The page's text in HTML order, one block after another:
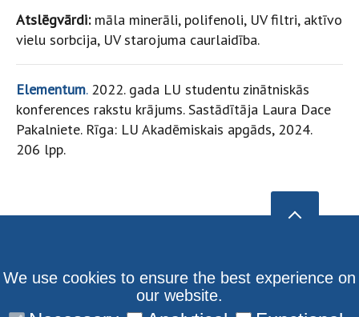
Atslēgvārdi:māla minerāli, polifenoli, UV filtri, aktīvo
vielu sorbcija, UV starojuma caurlaidība.
Elementum.2022. gada LU studentu zinātniskās
konferences rakstu krājums. Sastādītāja Laura Dace
Pakalniete. Rīga: LU Akadēmiskais apgāds, 2024.
206 lpp.
We use cookies to ensure the best experience on
our website.